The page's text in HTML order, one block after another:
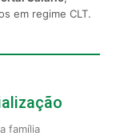
em regime CLT.
família